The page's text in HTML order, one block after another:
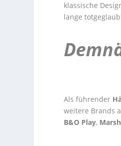
klassische
lange
Als führender
weitere Brands
B&O Play,